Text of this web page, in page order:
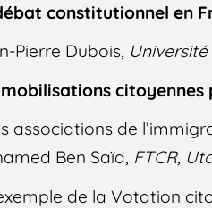
constitutionnel en
Pierre Dubois,
associations de
Ben Saïd, FTCR,
de la Votation